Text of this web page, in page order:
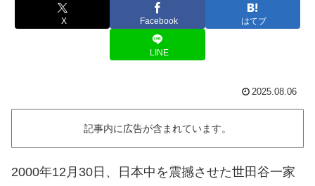
X Facebook はてブ
LINE
2025.08.06
記事内に広告が含まれています。
2000年12月30日、日本中を震撼させた世田谷一家